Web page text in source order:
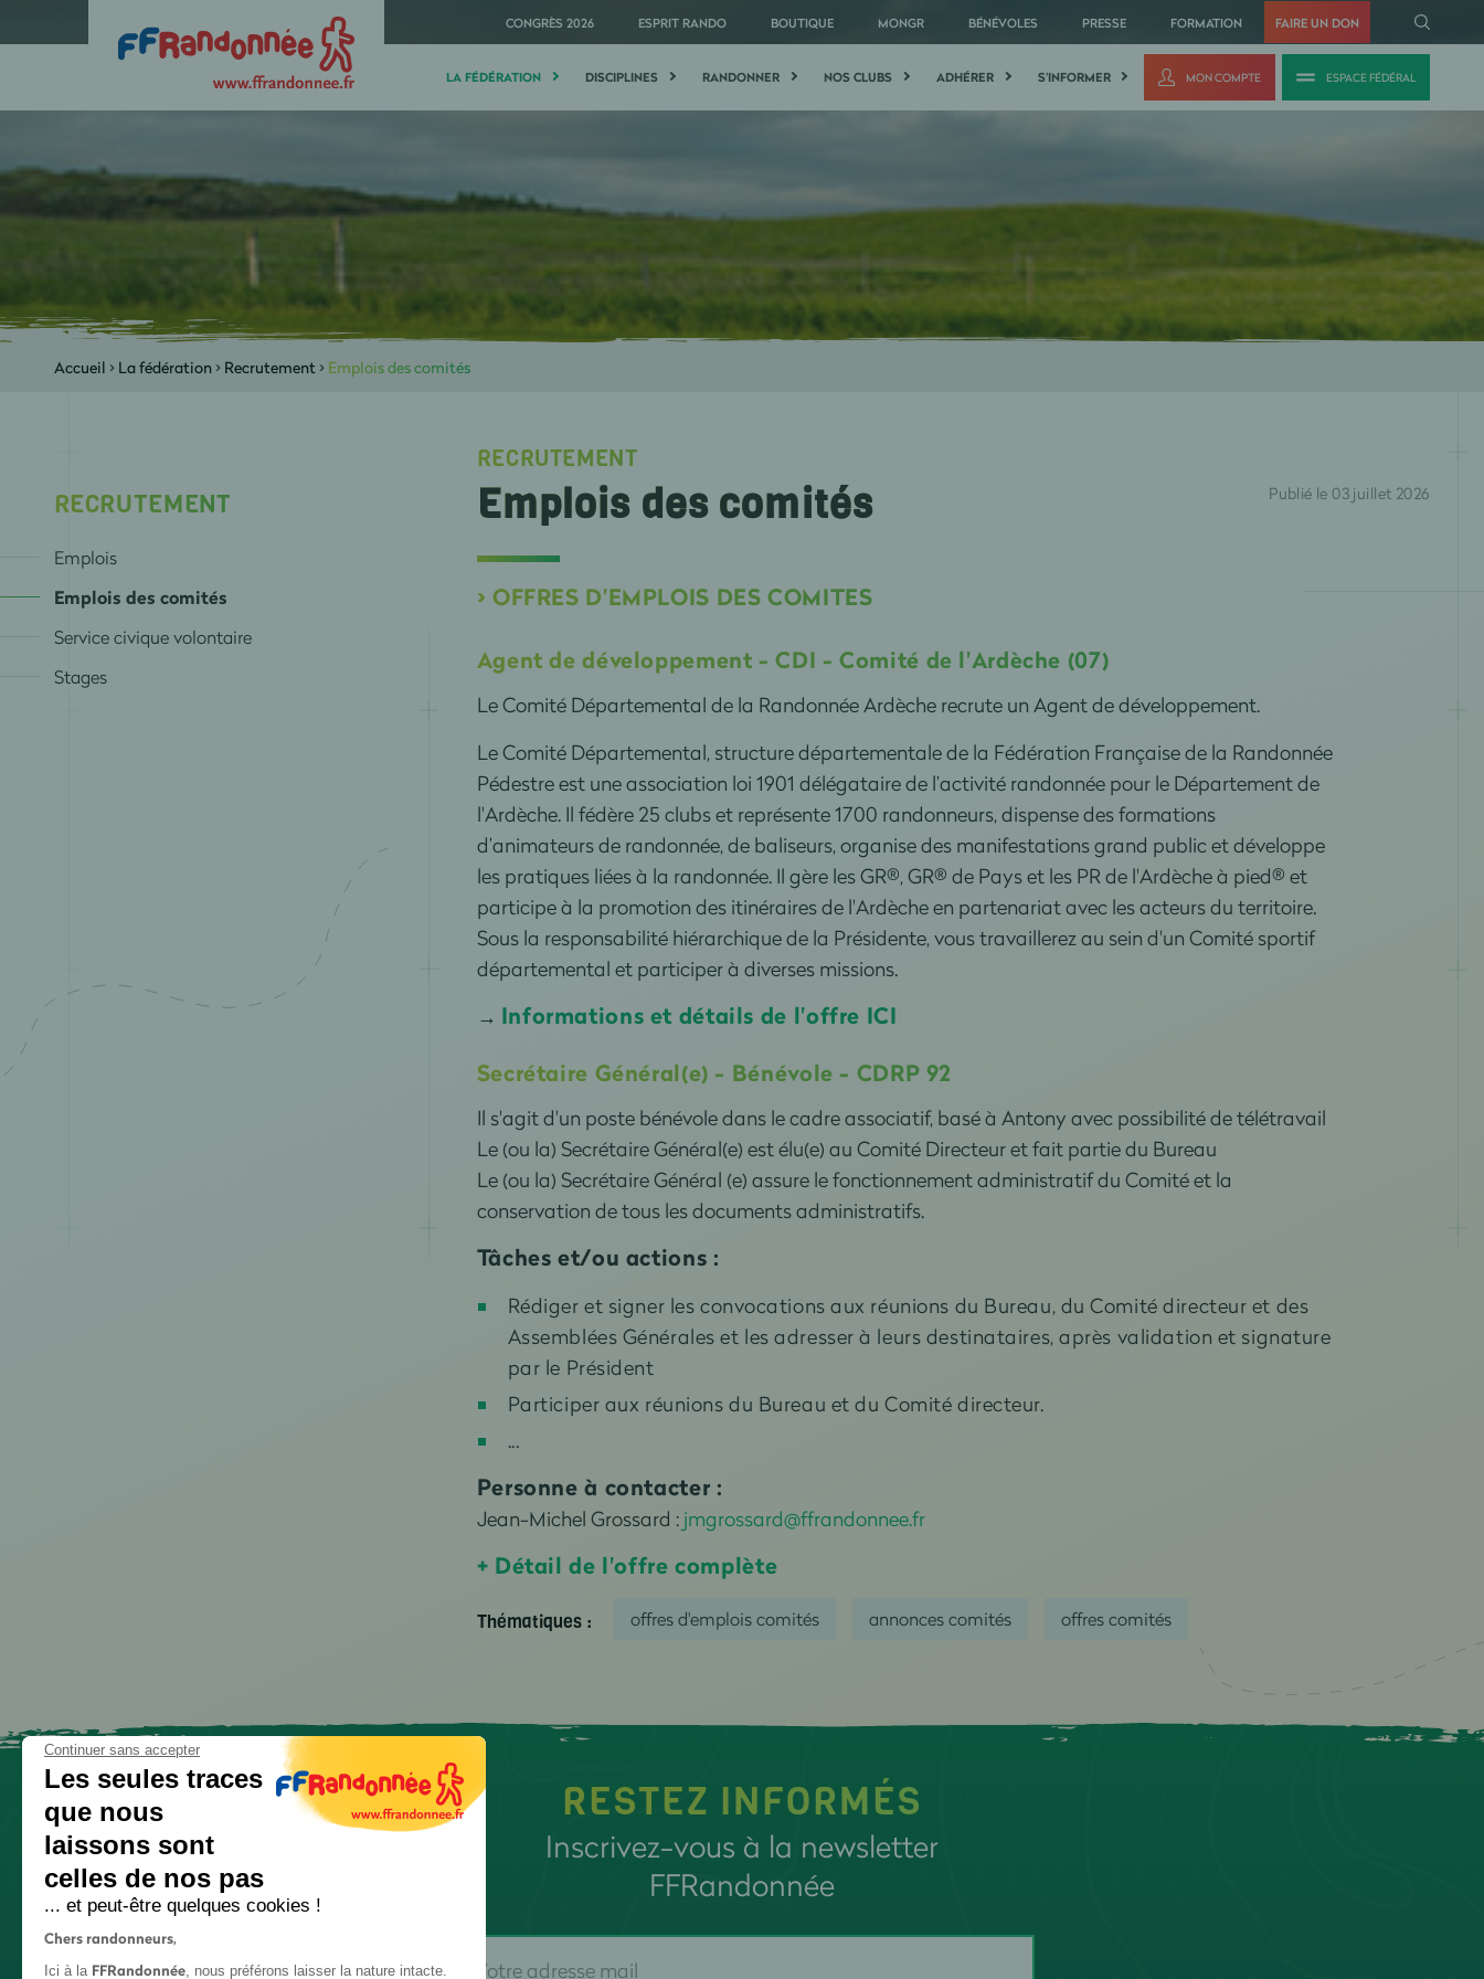
CONGRÈS 2026 ESPRIT RANDO BOUTIQUE MONGR BÉNÉVOLES PRESSE FORMATION FAIRE UN DON
LA FÉDÉRATION DISCIPLINES RANDONNER NOS CLUBS ADHÉRER S'INFORMER MON COMPTE ESPACE FÉDÉRAL
Accueil > La fédération> Recrutement> Emplois des comités
RECRUTEMENT
Emplois
Emplois des comités
Service civique volontaire
Stages
RECRUTEMENT
Emplois des comités Publié le 03 juillet 2026
> OFFRES D'EMPLOIS DES COMITES
Agent de développement - CDI - Comité de l'Ardèche (07)
Le Comité Départemental de la Randonnée Ardèche recrute un Agent de développement.
Le Comité Départemental, structure départementale de la Fédération Française de la Randonnée
Pédestre est une association loi 1901 délégataire de l’activité randonnée pour le Département de
l'Ardèche. Il fédère 25 clubs et représente 1700 randonneurs, dispense des formations
d’animateurs de randonnée, de baliseurs, organise des manifestations grand public et développe
les pratiques liées à la randonnée. Il gère les GR®, GR® de Pays et les PR de l'Ardèche à pied® et
participe à la promotion des itinéraires de l'Ardèche en partenariat avec les acteurs du territoire.
Sous la responsabilité hiérarchique de la Présidente, vous travaillerez au sein d'un Comité sportif
départemental et participer à diverses missions.
→ Informations et détails de l'offre ICI
Secrétaire Général(e) - Bénévole - CDRP 92
Il s'agit d'un poste bénévole dans le cadre associatif, basé à Antony avec possibilité de télétravail
Le (ou la) Secrétaire Général(e) est élu(e) au Comité Directeur et fait partie du Bureau
Le (ou la) Secrétaire Général (e) assure le fonctionnement administratif du Comité et la
conservation de tous les documents administratifs.
Tâches et/ou actions :
Rédiger et signer les convocations aux réunions du Bureau, du Comité directeur et des
Assemblées Générales et les adresser à leurs destinataires, après validation et signature
par le Président
Participer aux réunions du Bureau et du Comité directeur.
...
Personne à contacter :
Jean-Michel Grossard : jmgrossard@ffrandonnee.fr
+ Détail de l'offre complète
Thématiques : offres d'emplois comités annonces comités offres comités
RESTEZ INFORMÉS
Inscrivez-vous à la newsletter
FFRandonnée
Continuer sans accepter
Les seules traces
que nous
laissons sont
celles de nos pas
... et peut-être quelques cookies !
Chers randonneurs,
Ici à la FFRandonnée, nous préférons laisser la nature intacte.